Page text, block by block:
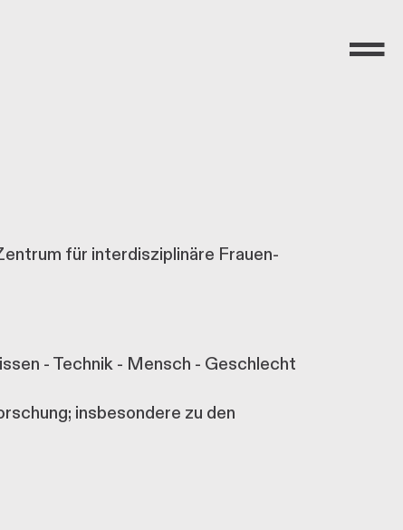
Menü
für interdisziplinäre Frauen-
- Technik - Mensch - Geschlecht
insbesondere zu den